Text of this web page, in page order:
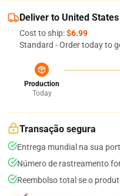
Deliver to United States
Cost to ship:$6.99
Standard - Order today to
Production
Today
Transação segura
Entrega mundial na sua
Número de rastreamento
Reembolso total se o